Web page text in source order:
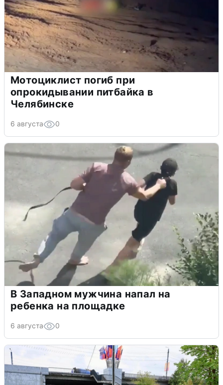
Мотоциклист погиб при
опрокидывании питбайка в
Челябинске
6 августа 0
В Западном мужчина напал на
ребенка на площадке
6 августа 0